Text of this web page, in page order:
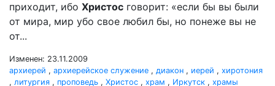
приходит, ибо Христос говорит: «если бы вы были
от мира, мир убо свое любил бы, но понеже вы не
от...
Изменен: 23.11.2009
архиерей , архиерейское служение , диакон , иерей , хиротония
, литургия , проповедь , Христос , храм , Иркутск , храмы